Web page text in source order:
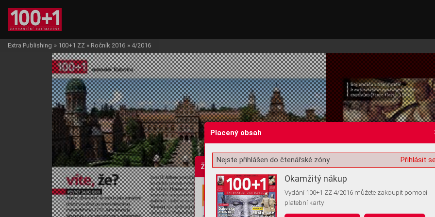
Žádost o souhlas s ukládáním volitelných informací
Extra Publishing » 100+1 ZZ » Ročník 2016 » 4/2016
Placený obsah
Přihlásit
Nejste přihlášen do čtenářské zóny
Okamžitý nákup
Vydání 100+1 ZZ 4/2016 můžete zakoupit pomocí
platební karty